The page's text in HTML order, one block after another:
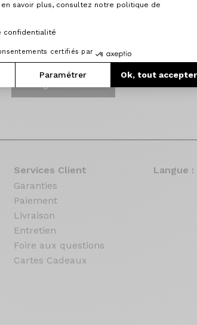
en savoir plus, consultez notre politique de
confidentialité
certifiés par
Paramétrer Ok, tout accepter
250 nouveau cadre équipé en
parfait et bien réglé par votre équipe
les vélos ORIGINE et remercie
Services Client
Garanties
Paiement
Livraison
Entretien
Foire aux questions
Cartes Cadeaux
Langue :